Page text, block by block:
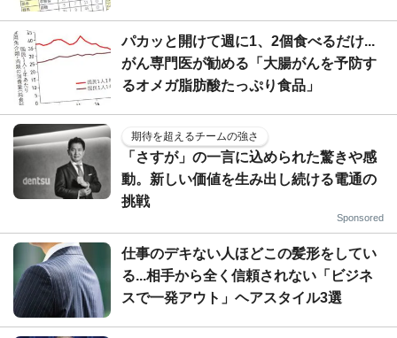
パカッと開けて週に1、2個食べるだけ...
がん専門医が勧める「大腸がんを予防す
るオメガ脂肪酸たっぷり食品」
期待を超えるチームの強さ
「さすが」の一言に込められた驚きや感
動。新しい価値を生み出し続ける電通の
挑戦
Sponsored
仕事のデキない人ほどこの髪形をしてい
る...相手から全く信頼されない「ビジネ
スで一発アウト」ヘアスタイル3選